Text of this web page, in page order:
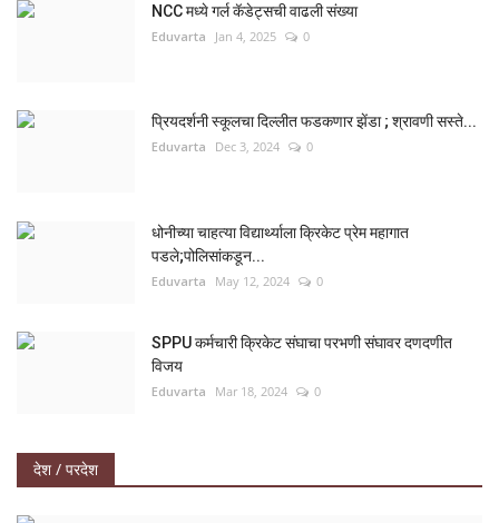
NCC मध्ये गर्ल कॅडेट्सची वाढली संख्या
Eduvarta Jan 4, 2025 0
प्रियदर्शनी स्कूलचा दिल्लीत फडकणार झेंडा ; श्रावणी सस्ते...
Eduvarta Dec 3, 2024 0
धोनीच्या चाहत्या विद्यार्थ्याला क्रिकेट प्रेम महागात
पडले;पोलिसांकडून...
Eduvarta May 12, 2024 0
SPPU कर्मचारी क्रिकेट संघाचा परभणी संघावर दणदणीत
विजय
Eduvarta Mar 18, 2024 0
देश / परदेश